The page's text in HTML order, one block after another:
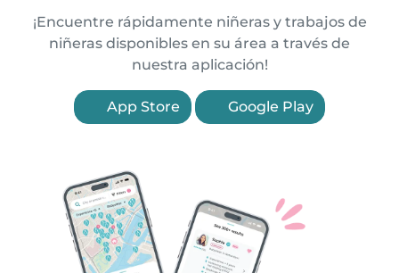
¡Encuentre rápidamente niñeras y trabajos de
niñeras disponibles en su área a través de
nuestra aplicación!
App Store Google Play